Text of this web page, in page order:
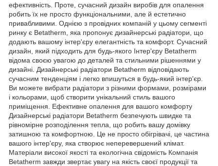
ефективність. Проте, сучасний дизайн виробів для опалення
робить їх не просто функціональними, але й естетично
привабливими. Однією з провідних компаній у цьому сегменті
ринку є Betatherm, яка пропонує дизайнерські радіатори, що
додають вашому інтер'єру елегантність та комфорт. Сучасний
дизайн, який підходить для будь-якого Інтер'єру Betatherm
відома своєю увагою до деталей та стильними рішеннями у
дизайні. Дизайнерські радіатори Betatherm відповідають
сучасним тенденціям і легко впишуться в будь-який інтер'єр.
Ви можете вибрати радіатори з різними формами, розмірами
і кольорами, щоб створити унікальний стиль вашого
приміщення. Ефективне опалення для вашого комфорту
Дизайнерські радіатори Betatherm безпечують швидке та
рівномірне розподілення тепла, що робить вашу домівку
затишною та комфортною. Це не просто обігрівачі, це частина
вашого інтер'єру, яка створює неперевершений клімат.
Матеріали високої якості та екологічна свідомість Компанія
Betatherm завжди звертає увагу на якість своєї продукції та